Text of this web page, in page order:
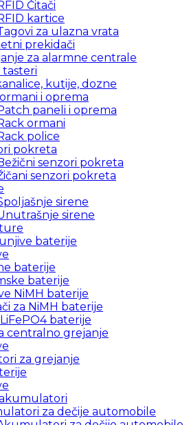
Čitači
kartice
za ulazna vrata
prekidači
za alarmne centrale
tasteri
kutije, dozne
i oprema
paneli i oprema
ormani
police
pokreta
senzori pokreta
senzori pokreta
sirene
sirene
baterije
baterije
baterije
NiMH baterije
za NiMH baterije
baterije
centralno grejanje
za grejanje
za dečije automobile